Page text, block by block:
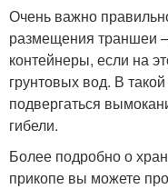
Очень важно
размещения траншеи
контейнеры, если на
грунтовых вод. В
подвергаться
гибели.
Более подробно о
прикопе вы можете